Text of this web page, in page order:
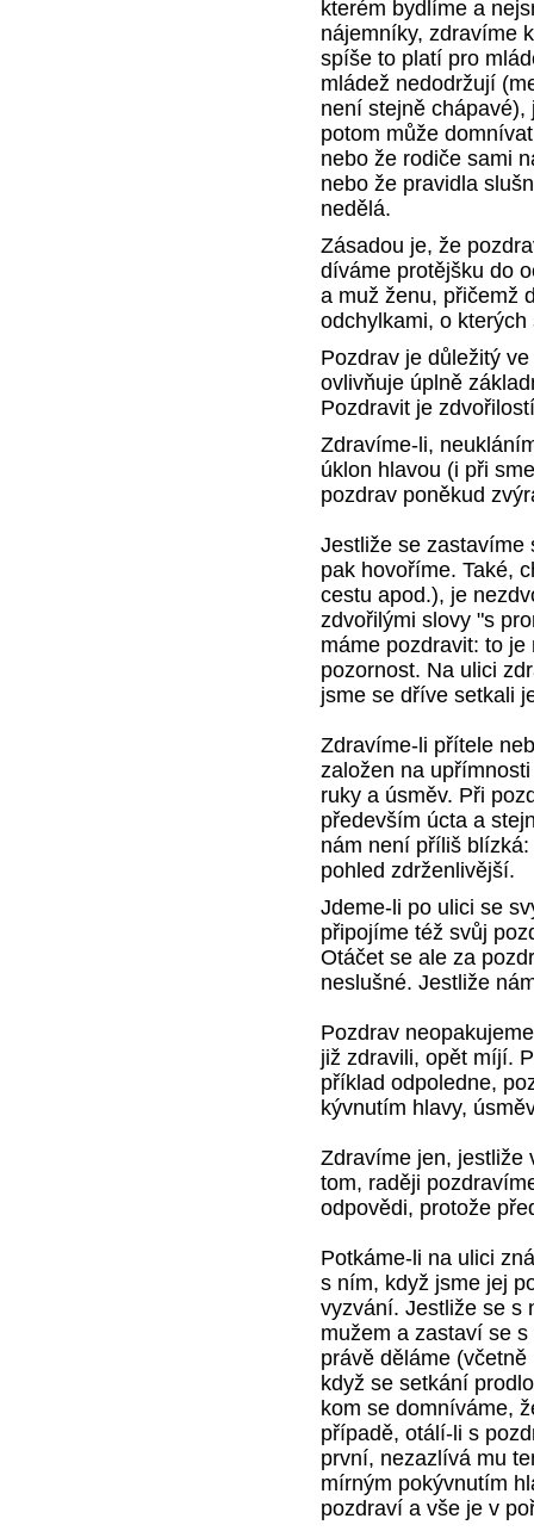
kterém bydlíme a
nájemníky, zdravíme
spíše to platí pro
mládež nedodržují
není stejně
potom může
nebo že rodiče sami
nebo že pravidla
nedělá.
Zásadou je, že
díváme protějšku do
a muž ženu, přičemž
odchylkami, o
Pozdrav je důležitý
ovlivňuje úplně
Pozdravit je
Zdravíme-li,
úklon hlavou (i při
pozdrav poněkud
Jestliže se zastavíme
pak hovoříme. Také,
cestu apod.), je
zdvořilými slovy "s
máme pozdravit: to
pozornost. Na ulici
jsme se dříve setkali
Zdravíme-li přítele
založen na
ruky a úsměv. Při
především úcta a
nám není příliš
pohled zdrženlivější.
Jdeme-li po ulici se
připojíme též svůj
Otáčet se ale za
neslušné. Jestliže
Pozdrav
již zdravili, opět míjí.
příklad odpoledne,
kývnutím hlavy,
Zdravíme jen, jestliže
tom, raději
odpovědi, protože
Potkáme-li na ulici
s ním, když jsme jej
vyzvání. Jestliže se s
mužem a zastaví se
právě děláme
když se setkání
kom se domníváme,
případě, otálí-li s
první, nezazlívá mu
mírným pokývnutím
pozdraví a vše je v